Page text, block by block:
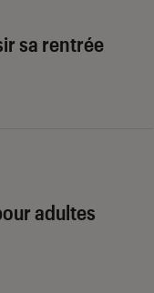
sa rentrée
adultes